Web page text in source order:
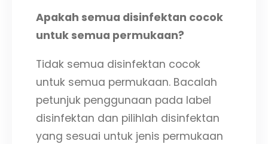
Apakah semua disinfektan cocok
untuk semua permukaan?
Tidak semua disinfektan cocok
untuk semua permukaan. Bacalah
petunjuk penggunaan pada label
disinfektan dan pilihlah disinfektan
yang sesuai untuk jenis permukaan